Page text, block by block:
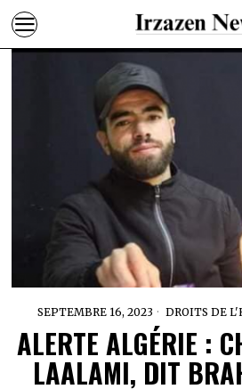
SEPTEMBRE 16, 2023 DROITS DE
ALERTE ALGÉRIE :
LAALAMI, DIT